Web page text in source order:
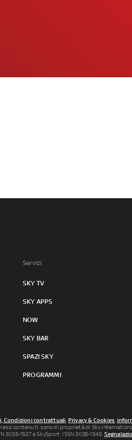
Servizi:
SKY TV
SKY APPS
NOW
SKY BAR
SPAZI SKY
PROGRAMMI
Condizioni contrattuali, Privacy & Cookies,
contenuti, sono di proprietà di Sky
3035-1537 e SkySport: ISSN 3035-1545.